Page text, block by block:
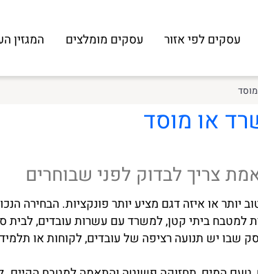
לפי אזור עסקים מומלצים המגזין
או מוסד
לבדוק לפני שבוחרים
איזה דגם מציע יותר פונקציות. הבחירה
ביתי קטן, למשרד עם עשרות עובדים, לבית
תנועה רציפה של עובדים, לקוחות או תלמידים